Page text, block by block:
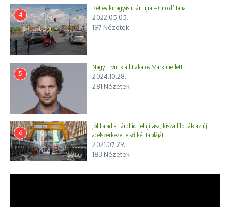
4
Két év kihagyás után újra – Giro d’Italia
2022.05.05.
197 Nézetek
5
Nagy Ervin kiáll Lakatos Márk mellett
2024.10.28.
281 Nézetek
6
Jól halad a Lánchíd felújítása, kiszállították az új
acélszerkezet első két tábláját
2021.07.29.
183 Nézetek